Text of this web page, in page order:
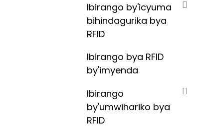
Ibirango by'icyuma
bihindagurika bya
RFID
Ibirango bya RFID
by'imyenda
Ibirango
by'umwihariko bya
RFID